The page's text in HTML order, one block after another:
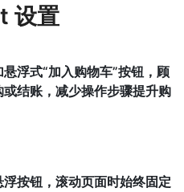
设置
浮式“加入购物车”按钮，顾
结账，减少操作步骤提升购
按钮，滚动页面时始终固定